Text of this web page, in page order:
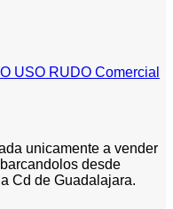
USO RUDO Comercial
unicamente a vender
desde
Cd de Guadalajara.